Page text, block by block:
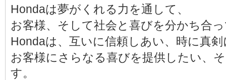
Hondaは夢がくれる力を通して、
お客様、そして社会と喜びを分かち合
Hondaは、互いに信頼しあい、時に真
お客様にさらなる喜びを提供したい、
す。